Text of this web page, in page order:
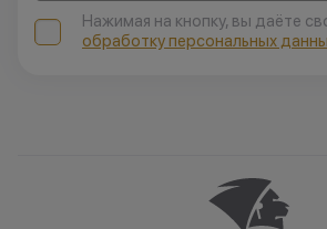
Нажимая на кнопку, вы даёте
обработку персональных